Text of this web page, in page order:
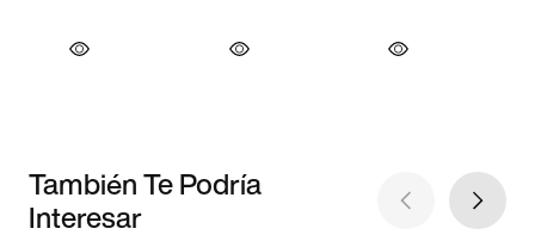
También Te Podría
Interesar